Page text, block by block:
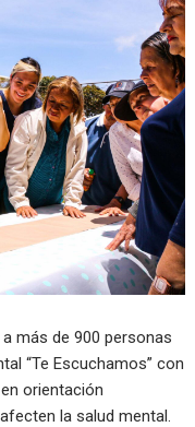
más de 900 personas
“Te Escuchamos” con
orientación
la salud mental.